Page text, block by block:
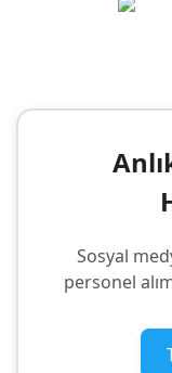
Sosyal
personel